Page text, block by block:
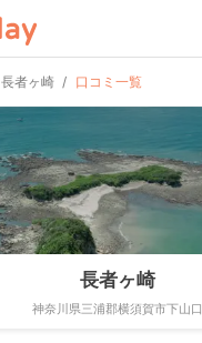
長者ヶ崎 口コミ一覧
長者ヶ崎
神奈川県三浦郡横須賀市下山口